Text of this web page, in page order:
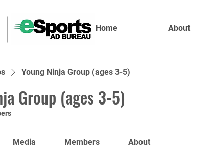
Home About
Young Ninja Group (ages 3-5)
Group (ages 3-5)
Media Members About